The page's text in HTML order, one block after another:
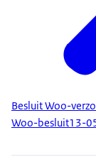
Besluit Woo-
Woo-besluit13-